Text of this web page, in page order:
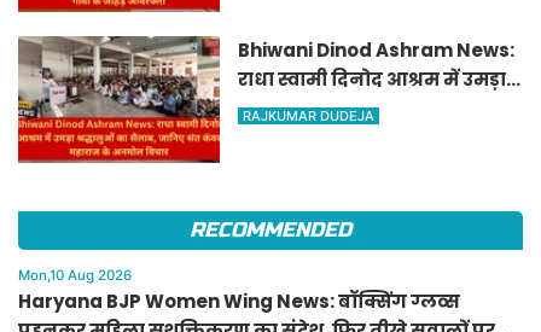
Bhiwani Dinod Ashram News:
राधा स्वामी दिनोद आश्रम में उमड़ा
श्रद्धालुओं का सैलाब, जानिए संत
RAJKUMAR DUDEJA
RECOMMENDED
Mon,10 Aug 2026
Haryana BJP Women Wing News: बॉक्सिंग ग्लव्स